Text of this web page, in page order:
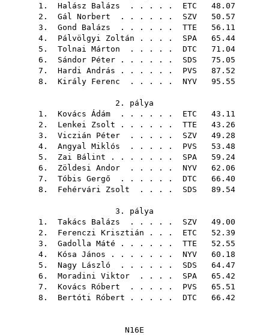
1. Halász Balázs . . . . . ETC 48.07
2. Gál Norbert . . . . . . SZV 50.57
3. Gond Balázs . . . . . . TTE 56.11
4. Pálvölgyi Zoltán . . . . SPA 65.44
5. Tolnai Márton . . . . . DTC 71.04
6. Sándor Péter . . . . . . SDS 75.05
7. Hardi András . . . . . . PVS 87.52
8. Király Ferenc . . . . . NYV 95.55
2. pálya
1. Kovács Ádám . . . . . . ETC 43.11
2. Lenkei Zsolt . . . . . . TTE 43.26
3. Viczián Péter . . . . . SZV 49.28
4. Angyal Miklós . . . . . PVS 53.48
5. Zai Bálint . . . . . . . SPA 59.24
6. Zöldesi Andor . . . . . NYV 62.06
7. Tóbis Gergő . . . . . . DTC 66.40
8. Fehérvári Zsolt . . . . SDS 89.54
3. pálya
1. Takács Balázs . . . . . SZV 49.00
2. Ferenczi Krisztián . . . ETC 52.39
3. Gadolla Máté . . . . . . TTE 52.55
4. Kósa János . . . . . . . NYV 60.18
5. Nagy László . . . . . . SDS 64.47
6. Moradini Viktor . . . . SPA 65.42
7. Kovács Róbert . . . . . PVS 65.51
8. Bertóti Róbert . . . . . DTC 66.42
N16E